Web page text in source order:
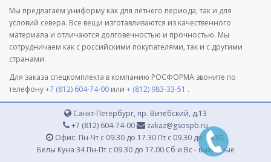
Мы предлагаем униформу как для летнего периода, так и для
условий севера. Все вещи изготавливаются из качественного
материала и отличаются долговечностью и прочностью. Мы
сотрудничаем как с российскими покупателями, так и с другими
странами.
Для заказа спецкомплекта в компанию РОСФОРМА звоните по
телефону+7 (812) 604-74-00 или + (812) 983-33-51 .
Санкт-Петербург, пр. Витебский, д.13
+7 (812) 604-74-00
zakaz@gsospb.ru
Офис: Пн-Чт с 09.30 до 17.30 Пт с 09.30 до 16.30,
Белы Куна 34 Пн-Пт с 09.30 до 17.00 Сб и Вс - выходные